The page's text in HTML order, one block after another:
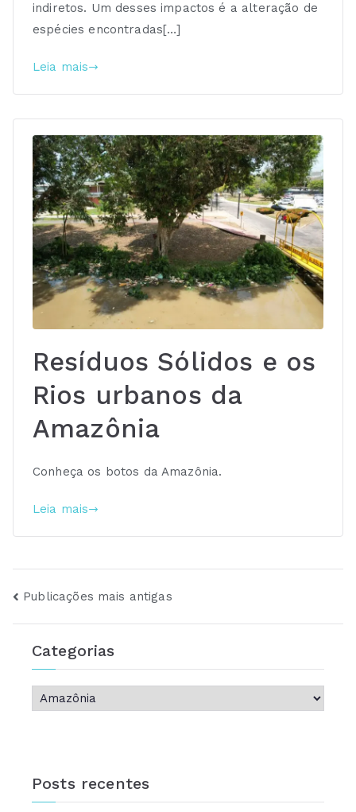
indiretos. Um desses impactos é a alteração de
espécies encontradas[…]
Leia mais
Resíduos Sólidos e os
Rios urbanos da
Amazônia
Conheça os botos da Amazônia.
Leia mais
Navegação
por
posts
Publicações mais antigas
Categorias
g
o
Posts recentes